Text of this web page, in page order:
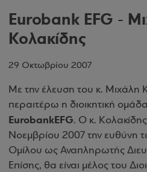
Eurobank EFG -
Κολακίδης
29 Οκτωβρίου 2007
Με την έλευση του κ. Μιχάλη
περαιτέρω η διοικητική
EurobankEFG. Ο κ.
Νοεμβρίου 2007 την ευθύνη
Ομίλου ως Αναπληρωτής
Επίσης, θα είναι μέλος του